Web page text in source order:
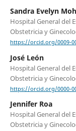
Sandra Evelyn
Hospital General del
Obstetricia y
https://orcid.org/0009-
José León
Hospital General del
Obstetricia y
https://orcid.org/0000-
Jennifer Roa
Hospital General del
Obstetricia y